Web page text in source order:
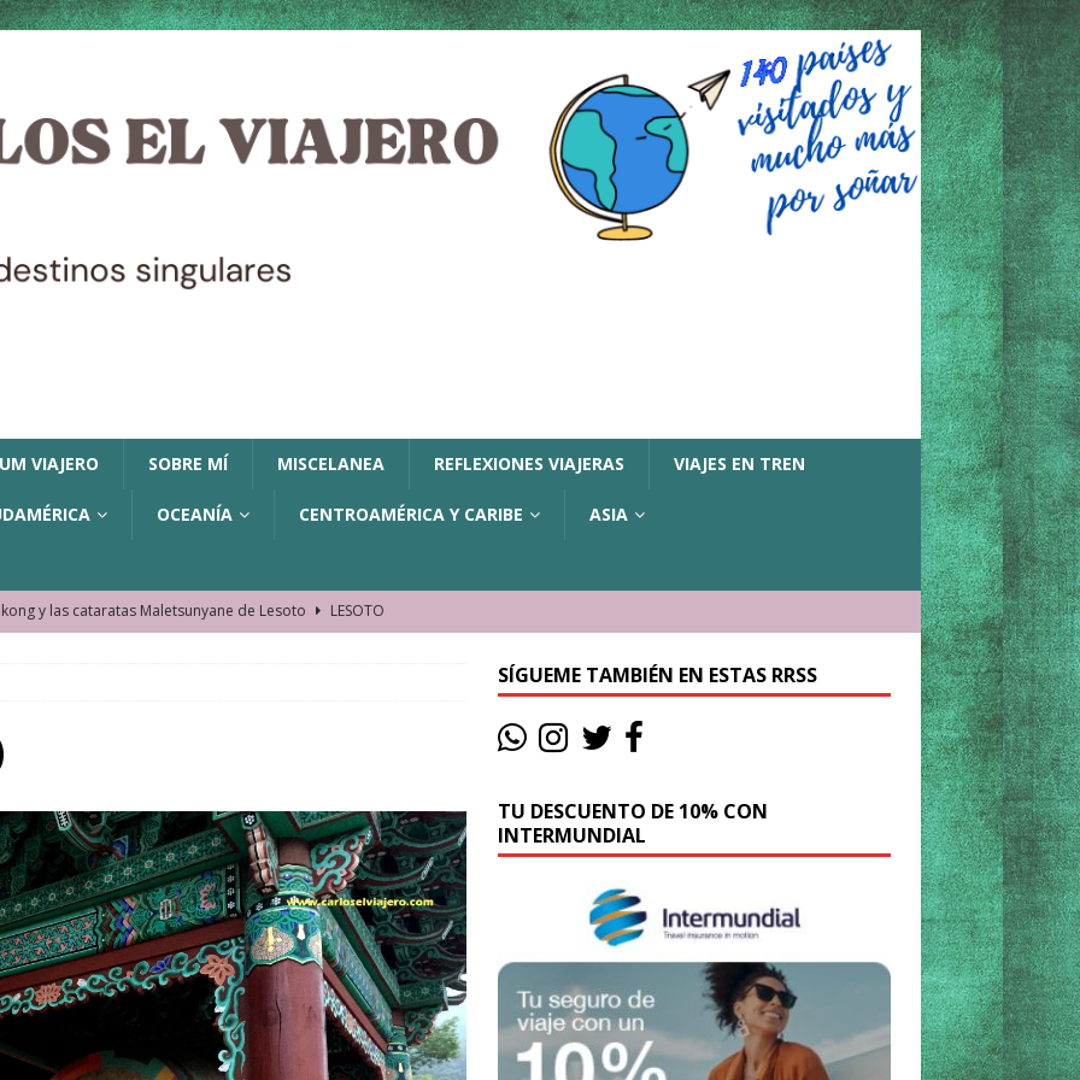
VIAJERO SOBRE MÍ MISCELANEA REFLEXIONES VIAJERAS VIAJES EN TREN
OCEANÍA CENTROAMÉRICA Y CARIBE ASIA
y las cataratas Maletsunyane de Lesoto
LESOTO
los lugares que visitamos o cambiamos nosotros?
La historia de la misteriosa avioneta de la playa
JAMAICA
moverse en Seychelles de manera sostenible
SEYCHELLES
Manama. La capital de Baréin
BARÉIN
El barrio más castizo de Malabo GUINEA ECUATORIAL
SÍGUEME TAMBIÉN EN ESTAS RRSS
TU DESCUENTO DE 10% CON
INTERMUNDIAL